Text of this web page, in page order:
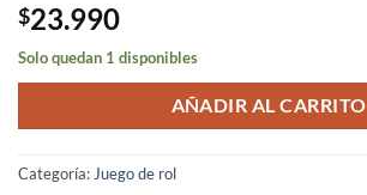
$23.990
Solo quedan 1 disponibles
AÑADIR AL CARRITO
Categoría: Juego de rol